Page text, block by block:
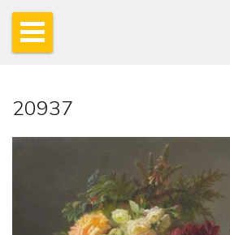
20937